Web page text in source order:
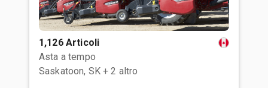
1,126 Articoli
Asta a tempo
Saskatoon, SK + 2 altro